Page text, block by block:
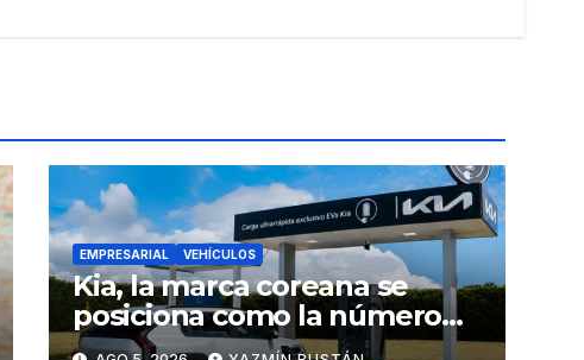
EMPRESARIAL VEHÍCULOS
Kia, la marca coreana se
posiciona como la número
uno en ventas de vehículos